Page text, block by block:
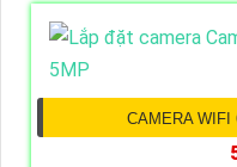
CAMERA WIFI